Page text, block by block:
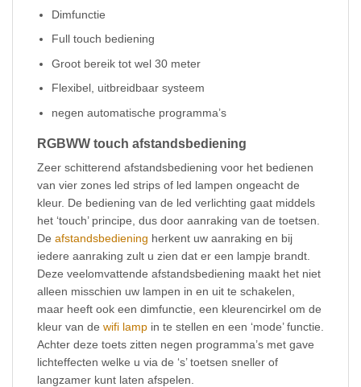
Dimfunctie
Full touch bediening
Groot bereik tot wel 30 meter
Flexibel, uitbreidbaar systeem
negen automatische programma’s
RGBWW touch afstandsbediening
Zeer schitterend afstandsbediening voor het bedienen
van vier zones led strips of led lampen ongeacht de
kleur. De bediening van de led verlichting gaat middels
het ‘touch’ principe, dus door aanraking van de toetsen.
De afstandsbediening herkent uw aanraking en bij
iedere aanraking zult u zien dat er een lampje brandt.
Deze veelomvattende afstandsbediening maakt het niet
alleen misschien uw lampen in en uit te schakelen,
maar heeft ook een dimfunctie, een kleurencirkel om de
kleur van de wifi lamp in te stellen en een ‘mode’ functie.
Achter deze toets zitten negen programma’s met gave
lichteffecten welke u via de ‘s’ toetsen sneller of
langzamer kunt laten afspelen.